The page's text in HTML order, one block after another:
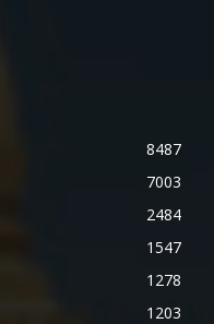
8487
7003
2484
1547
1278
1203